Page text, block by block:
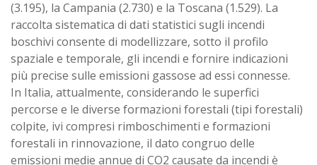
(3.195), la Campania (2.730) e la Toscana (1.529). La
raccolta sistematica di dati statistici sugli incendi
boschivi consente di modellizzare, sotto il profilo
spaziale e temporale, gli incendi e fornire indicazioni
più precise sulle emissioni gassose ad essi connesse.
In Italia, attualmente, considerando le superfici
percorse e le diverse formazioni forestali (tipi forestali)
colpite, ivi compresi rimboschimenti e formazioni
forestali in rinnovazione, il dato congruo delle
emissioni medie annue di CO2 causate da incendi è